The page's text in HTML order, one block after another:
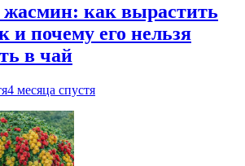
как вырастить
и почему его нельзя
в чай
4 месяца спустя